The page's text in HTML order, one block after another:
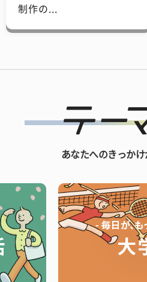
制作の...
あなたへのきっか